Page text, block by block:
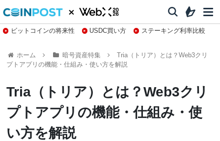
ビットコインの将来性 USDC買い方
ステーキング利率比較
ホーム
暗号資産特集
Tria（トリア）とは？Web3クリ
プトアプリの機能・仕組み・使い方を解説
Tria（トリア）とは？Web3クリ
プトアプリの機能・仕組み・使
い方を解説